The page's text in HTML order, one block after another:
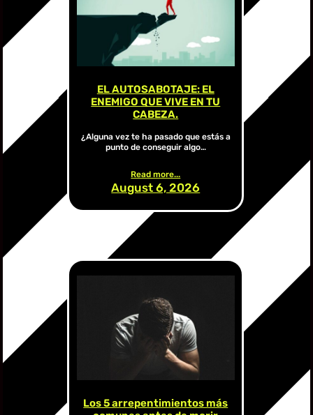
EL AUTOSABOTAJE: EL
ENEMIGO QUE VIVE EN TU
CABEZA.
¿Alguna vez te ha pasado que estás a
punto de conseguir algo…
Read more...
August 6, 2026
Los 5 arrepentimientos más